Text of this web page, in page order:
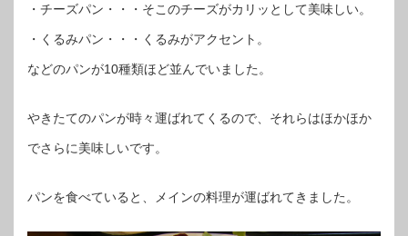
・チーズパン・・・そこのチーズがカリッとして美味しい。
・くるみパン・・・くるみがアクセント。
などのパンが10種類ほど並んでいました。
やきたてのパンが時々運ばれてくるので、それらはほかほか
でさらに美味しいです。
パンを食べていると、メインの料理が運ばれてきました。